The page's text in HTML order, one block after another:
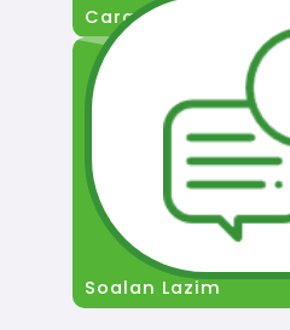
Cara Permohonan
Soalan Lazim